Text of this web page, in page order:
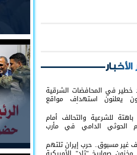
الأخبار
خطير في المحافضات الشرقية
يعلنون استهداف مواقع
في حضرموت ومأرب اليمنية
الصواريخ والطائرات المسيّرة
للشرعية والتحالف أمام
الحوثي الدامي في مأرب
غير مسبوق.. حرب إيران تلتهم